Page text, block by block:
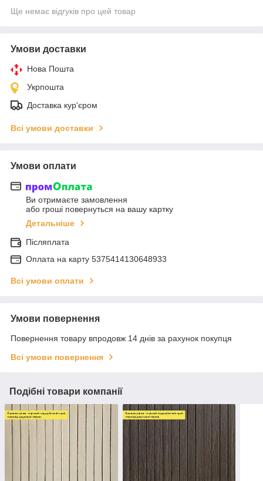
Ще немає відгуків про цей товар
Умови доставки
Нова Пошта
Укрпошта
Доставка кур'єром
Всі умови доставки
Умови оплати
Ви отримаєте замовлення
або гроші повернуться на вашу картку
Детальніше
Післяплата
Оплата на карту 5375414130648933
Всі умови оплати
Умови повернення
Повернення товару впродовж 14 днів за рахунок покупця
Всі умови повернення
Подібні товари компанії